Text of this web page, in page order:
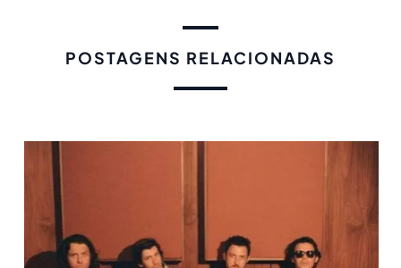
POSTAGENS RELACIONADAS